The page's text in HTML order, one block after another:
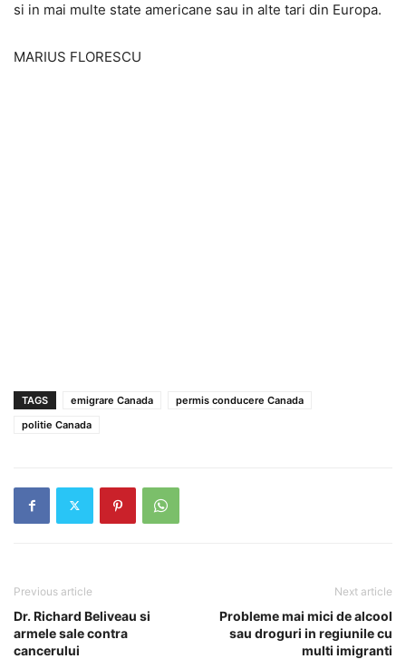
si in mai multe state americane sau in alte tari din Europa.
MARIUS FLORESCU
TAGS emigrare Canada
permis conducere Canada
politie Canada
Previous article
Dr. Richard Beliveau si
armele sale contra
cancerului
Next article
Probleme mai mici de alcool
sau droguri in regiunile cu
multi imigranti